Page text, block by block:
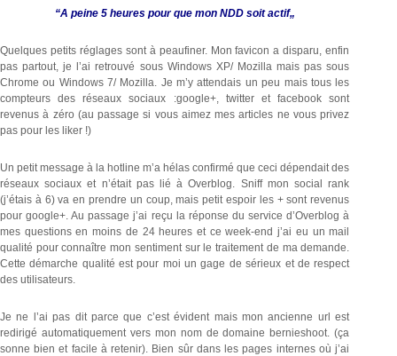
“A peine 5 heures pour que mon NDD soit actif„
Quelques petits réglages sont à peaufiner. Mon favicon a disparu, enfin
pas partout, je l’ai retrouvé sous Windows XP/ Mozilla mais pas sous
Chrome ou Windows 7/ Mozilla. Je m’y attendais un peu mais tous les
compteurs des réseaux sociaux :google+, twitter et facebook sont
revenus à zéro (au passage si vous aimez mes articles ne vous privez
pas pour les liker !)
Un petit message à la hotline m’a hélas confirmé que ceci dépendait des
réseaux sociaux et n’était pas lié à Overblog. Sniff mon social rank
(j’étais à 6) va en prendre un coup, mais petit espoir les + sont revenus
pour google+. Au passage j’ai reçu la réponse du service d’Overblog à
mes questions en moins de 24 heures et ce week-end j’ai eu un mail
qualité pour connaître mon sentiment sur le traitement de ma demande.
Cette démarche qualité est pour moi un gage de sérieux et de respect
des utilisateurs.
Je ne l’ai pas dit parce que c’est évident mais mon ancienne url est
redirigé automatiquement vers mon nom de domaine bernieshoot. (ça
sonne bien et facile à retenir). Bien sûr dans les pages internes où j’ai